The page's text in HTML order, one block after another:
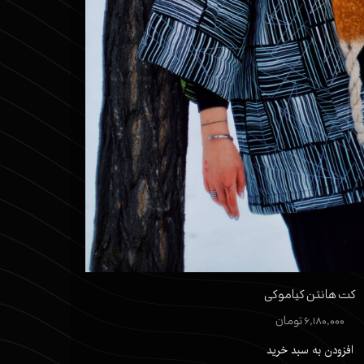
کت هانتن کیاموکی
۶,۱۸۰,۰۰۰ تومان
افزودن به سبد خرید